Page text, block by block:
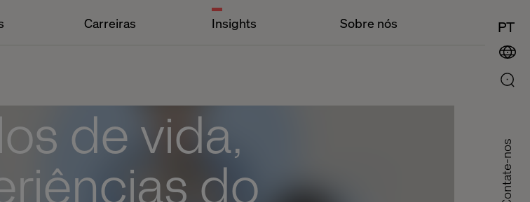
Carreiras Insights Sobre nós PT
Contate-nos
de vida,
do